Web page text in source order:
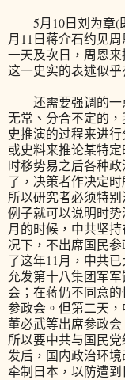
5月10日刘为章(
月11日蒋介石约见
一天及次日，周恩
这一史实的表述似乎
还需要强调的一
无常、分合不定的
史推演的过程来进
或史料来推论某特
时移势易之后各种
了，决策者作决定
所以研究者必须特
例子就可以说明时
月的时候，中共坚
况下，不出席国民
了这年11月，中共
允发第十八集团军
会；在蒋仍不同意
参政会。但第二天
董必武等出席参政
所以要中共与国民
发后，国内政治环
牵制日本，以防遭到